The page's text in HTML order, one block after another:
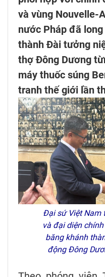
và vùng Nouvelle-
nước Pháp đã
thành Đài tưởng
thợ Đông Dương
máy thuốc súng
tranh thế giới lần
Đại sứ Việt Nam
và đại diện
băng khánh
động Đông